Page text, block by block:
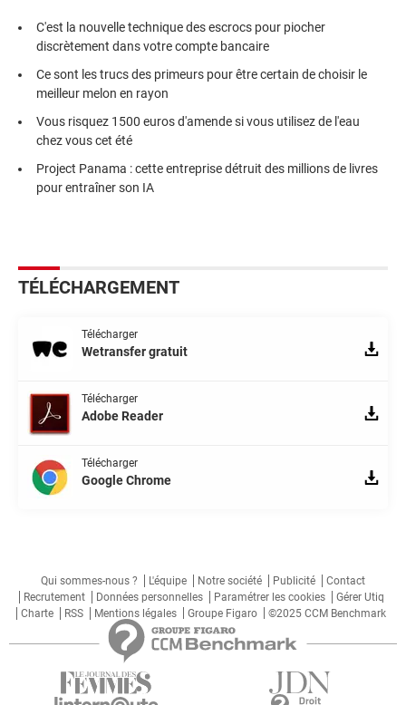
C'est la nouvelle technique des escrocs pour piocher
discrètement dans votre compte bancaire
Ce sont les trucs des primeurs pour être certain de choisir le
meilleur melon en rayon
Vous risquez 1500 euros d'amende si vous utilisez de l'eau
chez vous cet été
Project Panama : cette entreprise détruit des millions de livres
pour entraîner son IA
TÉLÉCHARGEMENT
Télécharger
Wetransfer gratuit
Télécharger
Adobe Reader
Télécharger
Google Chrome
Qui sommes-nous ? L'équipe Notre société Publicité
Contact
Recrutement
Données personnelles Paramétrer les cookies
Gérer Utiq
Charte
RSS Mentions légales Groupe Figaro ©2025 CCM Benchmark